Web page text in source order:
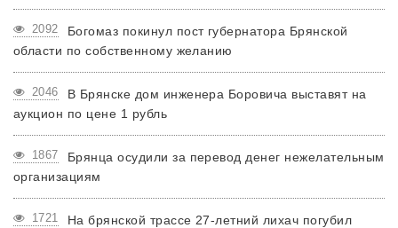
2092
Богомаз покинул пост губернатора Брянской
области по собственному желанию
2046
В Брянске дом инженера Боровича выставят на
аукцион по цене 1 рубль
1867
Брянца осудили за перевод денег нежелательным
организациям
1721
На брянской трассе 27-летний лихач погубил